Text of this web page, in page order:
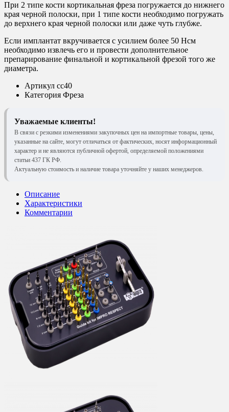
При 2 типе кости кортикальная фреза погружается до нижнего
края черной полоски, при 1 типе кости необходимо погружать
до верхнего края черной полоски или даже чуть глубже.
Если имплантат вкручивается с усилием более 50 Hсм
необходимо извлечь его и провести дополнительное
препарирование финальной и кортикальной фрезой того же
диаметра.
Артикул cc40
Категория Фреза
Уважаемые клиенты!
В связи с резкими изменениями закупочных цен на импортные товары, цены,
указанные на сайте, могут отличаться от фактических, носят информационный
характер и не являются публичной офертой, определяемой положениями
статьи 437 ГК РФ.
Актуальную стоимость и наличие товара уточняйте у наших менеджеров.
Описание
Характеристики
Комментарии